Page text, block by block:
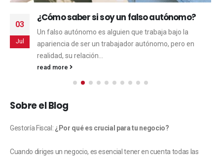
03
Jul
¿Cómo saber si soy un falso autónomo?
Un falso autónomo es alguien que trabaja bajo la
apariencia de ser un trabajador autónomo, pero en
realidad, su relación...
read more
Sobre el Blog
Gestoría Fiscal: ¿Por qué es crucial para tu negocio?
Cuando diriges un negocio, es esencial tener en cuenta todas las